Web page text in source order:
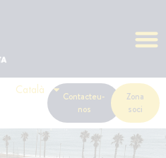
Català
Contacteu-
nos
Zona
soci